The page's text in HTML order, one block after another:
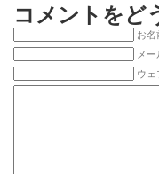
コメントをど
お名
メ
ウェ